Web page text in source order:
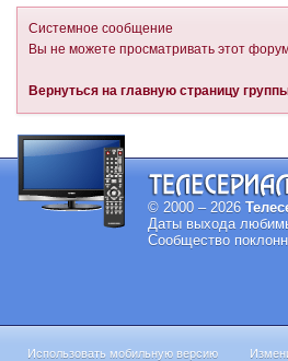
Системное сообщение
Вы не можете просматривать этот
Вернуться на главную страницу
© 2000 – 2026
Даты выхода
Сообщество
Использовать мобильную версию